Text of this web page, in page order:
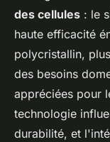
des cellules : le
haute efficacité
polycristallin,
des besoins
appréciées pour
technologie
durabilité, et